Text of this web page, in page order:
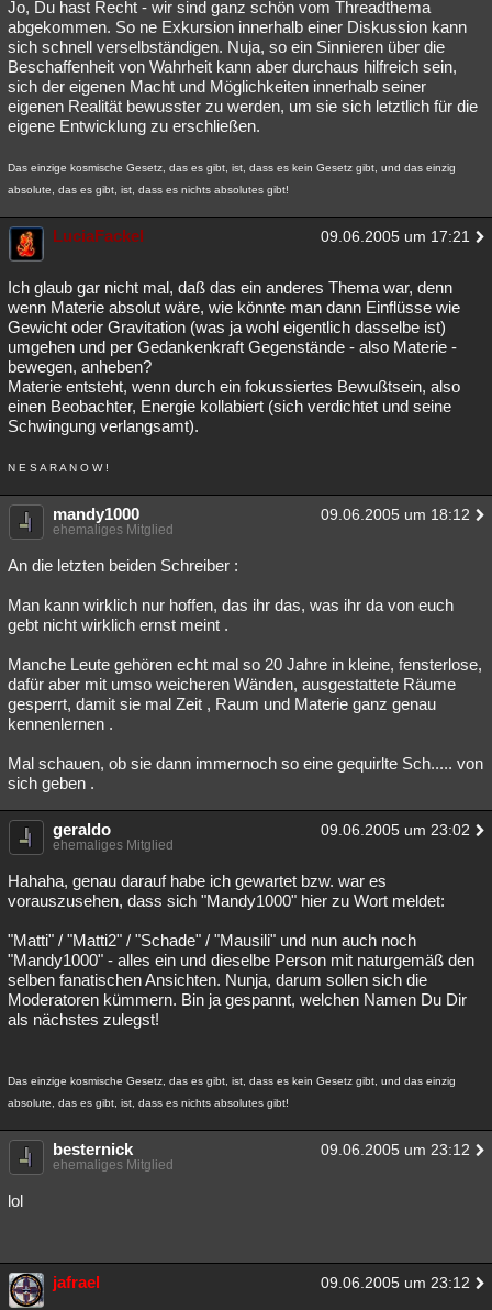
Jo, Du hast Recht - wir sind ganz schön vom Threadthema
abgekommen. So ne Exkursion innerhalb einer Diskussion kann
sich schnell verselbständigen. Nuja, so ein Sinnieren über die
Beschaffenheit von Wahrheit kann aber durchaus hilfreich sein,
sich der eigenen Macht und Möglichkeiten innerhalb seiner
eigenen Realität bewusster zu werden, um sie sich letztlich für die
eigene Entwicklung zu erschließen.
Das einzige kosmische Gesetz, das es gibt, ist, dass es kein Gesetz gibt, und das einzig
absolute, das es gibt, ist, dass es nichts absolutes gibt!
LuciaFackel 09.06.2005 um 17:21
Ich glaub gar nicht mal, daß das ein anderes Thema war, denn
wenn Materie absolut wäre, wie könnte man dann Einflüsse wie
Gewicht oder Gravitation (was ja wohl eigentlich dasselbe ist)
umgehen und per Gedankenkraft Gegenstände - also Materie -
bewegen, anheben?
Materie entsteht, wenn durch ein fokussiertes Bewußtsein, also
einen Beobachter, Energie kollabiert (sich verdichtet und seine
Schwingung verlangsamt).
N E S A R A N O W !
mandy1000 09.06.2005 um 18:12
ehemaliges Mitglied
An die letzten beiden Schreiber :
Man kann wirklich nur hoffen, das ihr das, was ihr da von euch
gebt nicht wirklich ernst meint .
Manche Leute gehören echt mal so 20 Jahre in kleine, fensterlose,
dafür aber mit umso weicheren Wänden, ausgestattete Räume
gesperrt, damit sie mal Zeit , Raum und Materie ganz genau
kennenlernen .
Mal schauen, ob sie dann immernoch so eine gequirlte Sch..... von
sich geben .
geraldo 09.06.2005 um 23:02
ehemaliges Mitglied
Hahaha, genau darauf habe ich gewartet bzw. war es
vorauszusehen, dass sich "Mandy1000" hier zu Wort meldet:
"Matti" / "Matti2" / "Schade" / "Mausili" und nun auch noch
"Mandy1000" - alles ein und dieselbe Person mit naturgemäß den
selben fanatischen Ansichten. Nunja, darum sollen sich die
Moderatoren kümmern. Bin ja gespannt, welchen Namen Du Dir
als nächstes zulegst!
Das einzige kosmische Gesetz, das es gibt, ist, dass es kein Gesetz gibt, und das einzig
absolute, das es gibt, ist, dass es nichts absolutes gibt!
besternick 09.06.2005 um 23:12
ehemaliges Mitglied
lol
jafrael 09.06.2005 um 23:12